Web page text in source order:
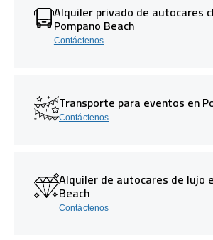
Alquiler privado de autocares
Pompano Beach
Contáctenos
Transporte para eventos en
Contáctenos
Alquiler de autocares de lujo
Beach
Contáctenos